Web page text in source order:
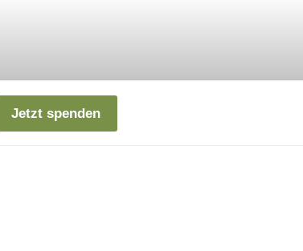
Jetzt spenden